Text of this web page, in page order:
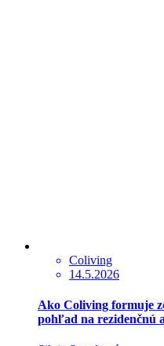
Coliving
14.5.2026
Ako Coliving formuje
pohľad na rezidenčnú